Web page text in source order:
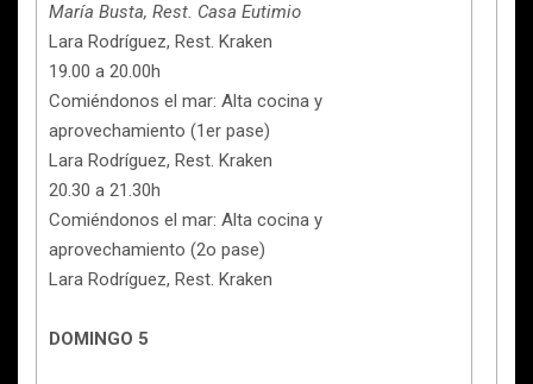
María Busta, Rest. Casa Eutimio
Lara Rodríguez, Rest. Kraken
19.00 a 20.00h
Comiéndonos el mar: Alta cocina y
aprovechamiento (1er pase)
Lara Rodríguez, Rest. Kraken
20.30 a 21.30h
Comiéndonos el mar: Alta cocina y
aprovechamiento (2o pase)
Lara Rodríguez, Rest. Kraken
DOMINGO 5